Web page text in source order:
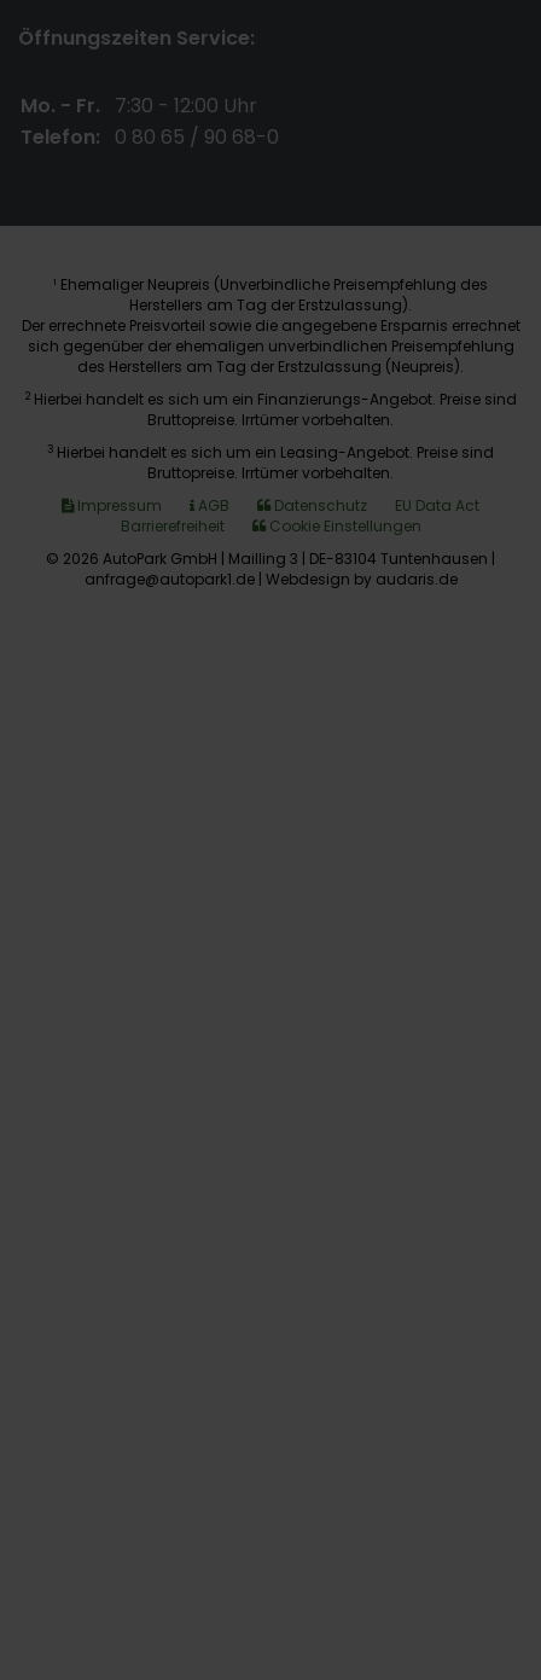
Öffnungszeiten Service:
Mo. - Fr.
7:30 - 12:00 Uhr
Telefon:
0 80 65 / 90 68-0
1 Ehemaliger Neupreis (Unverbindliche Preisempfehlung des
Herstellers am Tag der Erstzulassung).
Der errechnete Preisvorteil sowie die angegebene Ersparnis errechnet
sich gegenüber der ehemaligen unverbindlichen Preisempfehlung
des Herstellers am Tag der Erstzulassung (Neupreis).
2 Hierbei handelt es sich um ein Finanzierungs-Angebot. Preise sind
Bruttopreise. Irrtümer vorbehalten.
3 Hierbei handelt es sich um ein Leasing-Angebot. Preise sind
Bruttopreise. Irrtümer vorbehalten.
Impressum
AGB Datenschutz
EU Data Act
Barrierefreiheit
Cookie Einstellungen
© 2026 AutoPark GmbH | Mailling 3 | DE-83104 Tuntenhausen |
anfrage@autopark1.de | Webdesign by audaris.de